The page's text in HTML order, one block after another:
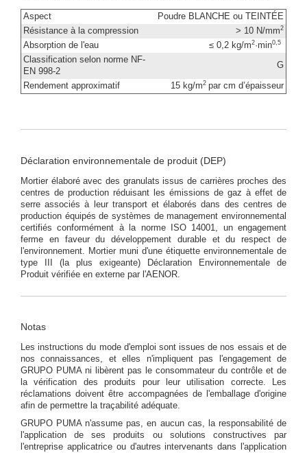
Aspect
Poudre BLANCHE ou TEINTÉE
Résistance à la compression
> 10 N/mm2
Absorption de l'eau ≤ 0,2 kg/m2·min0,5
Classification selon norme NF-
EN 998-2
G
Rendement approximatif 15 kg/m2par cm d’épaisseur
Déclaration environnementale de produit (DEP)
Mortier élaboré avec des granulats issus de carrières proches des
centres de production réduisant les émissions de gaz à effet de
serre associés à leur transport et élaborés dans des centres de
production équipés de systèmes de management environnemental
certifiés conformément à la norme ISO 14001, un engagement
ferme en faveur du développement durable et du respect de
l'environnement. Mortier muni d'une étiquette environnementale de
type III (la plus exigeante) Déclaration Environnementale de
Produit vérifiée en externe par l'AENOR.
Notas
Les instructions du mode d'emploi sont issues de nos essais et de
nos connaissances, et elles n'impliquent pas l'engagement de
GRUPO PUMA ni libèrent pas le consommateur du contrôle et de
la vérification des produits pour leur utilisation correcte. Les
réclamations doivent être accompagnées de l'emballage d'origine
afin de permettre la traçabilité adéquate.
GRUPO PUMA n'assume pas, en aucun cas, la responsabilité de
l'application de ses produits ou solutions constructives par
l'entreprise applicatrice ou d'autres intervenants dans l'application